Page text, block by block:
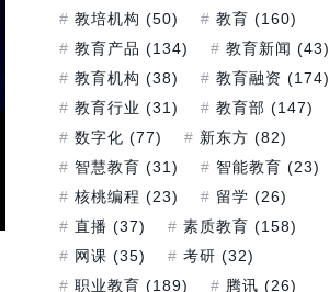
教培机构 (50) 教育 (160)
教育产品 (134) 教育新闻 (43)
教育机构 (38) 教育融资 (174)
教育行业 (31) 教育部 (147)
数字化 (77) 新东方 (82)
智慧教育 (31) 智能教育 (23)
核桃编程 (23) 留学 (26)
直播 (37) 素质教育 (158)
网课 (35) 考研 (32)
职业教育 (189) 腾讯 (26)